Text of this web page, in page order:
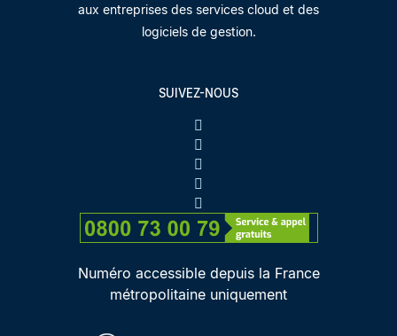
aux entreprises des services cloud et des
logiciels de gestion.
SUIVEZ-NOUS
Numéro accessible depuis la France
métropolitaine uniquement